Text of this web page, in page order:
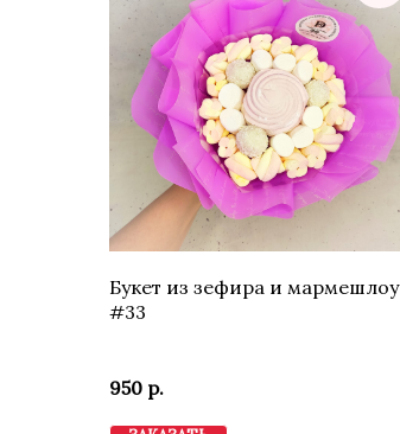
Букет из зефира и мармешлоу
#33
950 р.